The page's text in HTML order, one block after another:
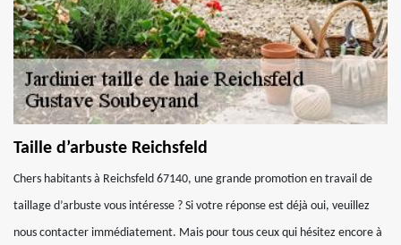
Taille d’arbuste Reichsfeld
Chers habitants à Reichsfeld 67140, une grande promotion en travail de
taillage d’arbuste vous intéresse ? Si votre réponse est déjà oui, veuillez
nous contacter immédiatement. Mais pour tous ceux qui hésitez encore à